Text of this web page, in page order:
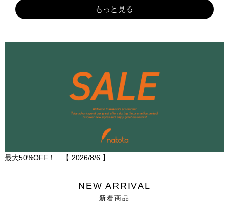
もっと見る
最大50%OFF！ 【 2026/8/6】
NEW ARRIVAL
新着商品